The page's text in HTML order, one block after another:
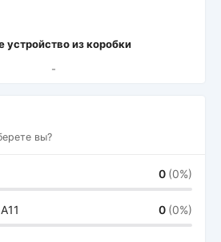
устройство из коробки
-
вы?
0 (0%)
0 (0%)